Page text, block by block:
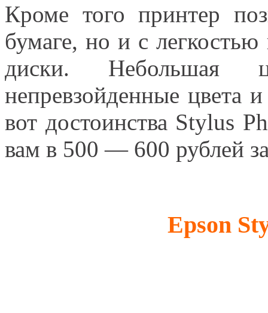
Кроме того принтер
бумаге, но и с
диски. Небольшая
непревзойденные цвета
вот достоинства Stylus
вам в 500 — 600 рублей
Epson